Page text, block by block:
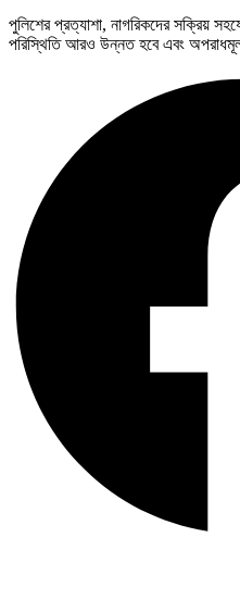
পুলিশের প্রত্যাশা, নাগরিকদের সক্রিয়
পরিস্থিতি আরও উন্নত হবে এবং